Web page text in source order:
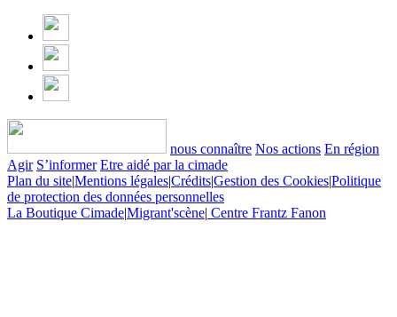
nous connaître Nos actions En région
Agir S’informer Etre aidé par la cimade
Plan du site|Mentions légales|Crédits|Gestion des Cookies|Politique
de protection des données personnelles
La Boutique Cimade|Migrant'scène| Centre Frantz Fanon